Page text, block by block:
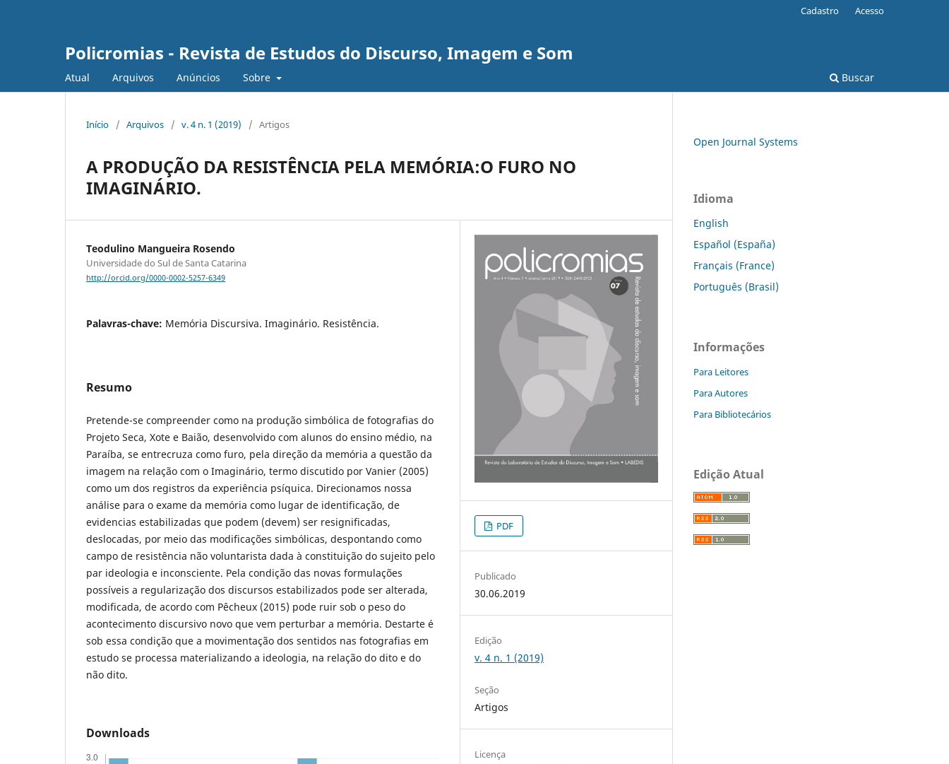
Policromias - Revista de Estudos do Discurso, Imagem e Som
Atual Arquivos Anúncios Sobre Buscar
Cadastro Acesso
Início / Arquivos / v. 4 n. 1 (2019) / Artigos
A PRODUÇÃO DA RESISTÊNCIA PELA MEMÓRIA:O FURO NO
IMAGINÁRIO.
Teodulino Mangueira Rosendo
Universidade do Sul de Santa Catarina
http://orcid.org/0000-0002-5257-6349
Palavras-chave: Memória Discursiva. Imaginário. Resistência.
Resumo
Pretende-se compreender como na produção simbólica de fotografias do
Projeto Seca, Xote e Baião, desenvolvido com alunos do ensino médio, na
Paraíba, se entrecruza como furo, pela direção da memória a questão da
imagem na relação com o Imaginário, termo discutido por Vanier (2005)
como um dos registros da experiência psíquica. Direcionamos nossa
análise para o exame da memória como lugar de identificação, de
evidencias estabilizadas que podem (devem) ser resignificadas,
deslocadas, por meio das modificações simbólicas, despontando como
campo de resistência não voluntarista dada à constituição do sujeito pelo
par ideologia e inconsciente. Pela condição das novas formulações
possíveis a regularização dos discursos estabilizados pode ser alterada,
modificada, de acordo com Pêcheux (2015) pode ruir sob o peso do
acontecimento discursivo novo que vem perturbar a memória. Destarte é
sob essa condição que a movimentação dos sentidos nas fotografias em
estudo se processa materializando a ideologia, na relação do dito e do
não dito.
Downloads
PDF
Publicado
30.06.2019
Edição
v. 4 n. 1 (2019)
Seção
Artigos
Licença
Open Journal Systems
Idioma
English
Español (España)
Français (France)
Português (Brasil)
Informações
Para Leitores
Para Autores
Para Bibliotecários
Edição Atual